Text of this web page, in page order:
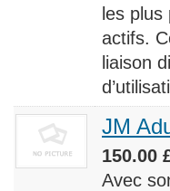
les plus
actifs.
liaison
JM
150.00
Avec